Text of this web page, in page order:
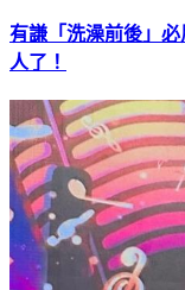
有謙「洗澡前後」
人了！